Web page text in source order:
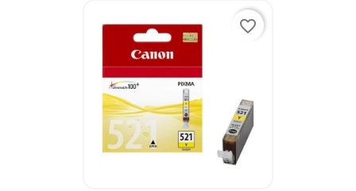
favorite_border